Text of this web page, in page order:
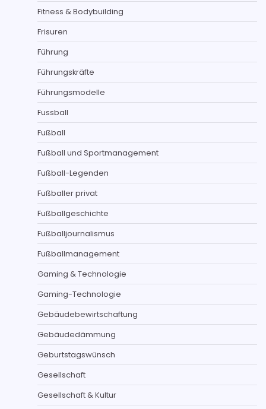
Fitness & Bodybuilding
Frisuren
Führung
Führungskräfte
Führungsmodelle
Fussball
Fußball
Fußball und Sportmanagement
Fußball-Legenden
Fußballer privat
Fußballgeschichte
Fußballjournalismus
Fußballmanagement
Gaming & Technologie
Gaming-Technologie
Gebäudebewirtschaftung
Gebäudedämmung
Geburtstagswünsch
Gesellschaft
Gesellschaft & Kultur